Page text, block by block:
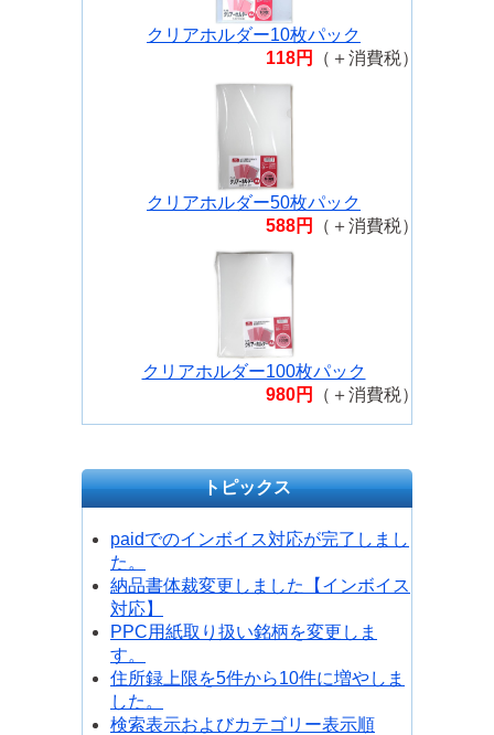
クリアホルダー10枚パック
118円
（＋消費税）
クリアホルダー50枚パック
588円
（＋消費税）
クリアホルダー100枚パック
980円
（＋消費税）
トピックス
paidでのインボイス対応が完了しまし
た。
納品書体裁変更しました【インボイス
対応】
PPC用紙取り扱い銘柄を変更しま
す。
住所録上限を5件から10件に増やしま
した。
検索表示およびカテゴリー表示順